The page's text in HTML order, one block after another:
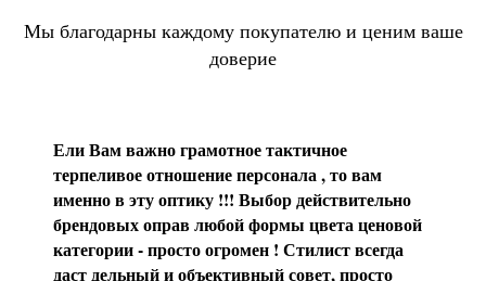
Мы благодарны каждому покупателю и ценим ваше
доверие
Ели Вам важно грамотное тактичное
терпеливое отношение персонала , то вам
именно в эту оптику !!! Выбор действительно
брендовых оправ любой формы цвета ценовой
категории - просто огромен ! Стилист всегда
даст дельный и объективный совет, просто